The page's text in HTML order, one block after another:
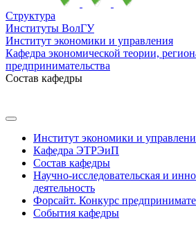
Структура
Институты ВолГУ
Институт экономики и управления
Кафедра экономической теории,
предпринимательства
Состав кафедры
Институт экономики и
Кафедра ЭТРЭиП
Состав кафедры
Научно-исследовательская и
деятельность
Форсайт. Конкурс
События кафедры